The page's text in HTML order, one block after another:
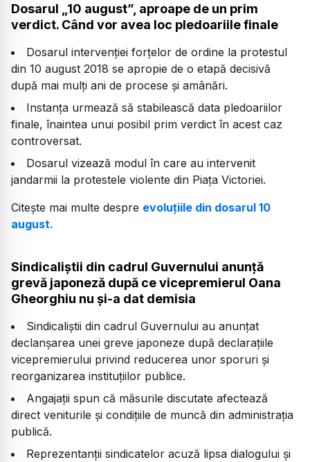
Dosarul „10 august”, aproape de un prim
verdict. Când vor avea loc pledoariile finale
Dosarul intervenției forțelor de ordine la protestul
din 10 august 2018 se apropie de o etapă decisivă
după mai mulți ani de procese și amânări.
Instanța urmează să stabilească data pledoariilor
finale, înaintea unui posibil prim verdict în acest caz
controversat.
Dosarul vizează modul în care au intervenit
jandarmii la protestele violente din Piața Victoriei.
Citește mai multe despre evoluțiile din dosarul 10
august.
Sindicaliștii din cadrul Guvernului anunță
grevă japoneză după ce vicepremierul Oana
Gheorghiu nu și-a dat demisia
Sindicaliștii din cadrul Guvernului au anunțat
declanșarea unei greve japoneze după declarațiile
vicepremierului privind reducerea unor sporuri și
reorganizarea instituțiilor publice.
Angajații spun că măsurile discutate afectează
direct veniturile și condițiile de muncă din administrația
publică.
Reprezentanții sindicatelor acuză lipsa dialogului și